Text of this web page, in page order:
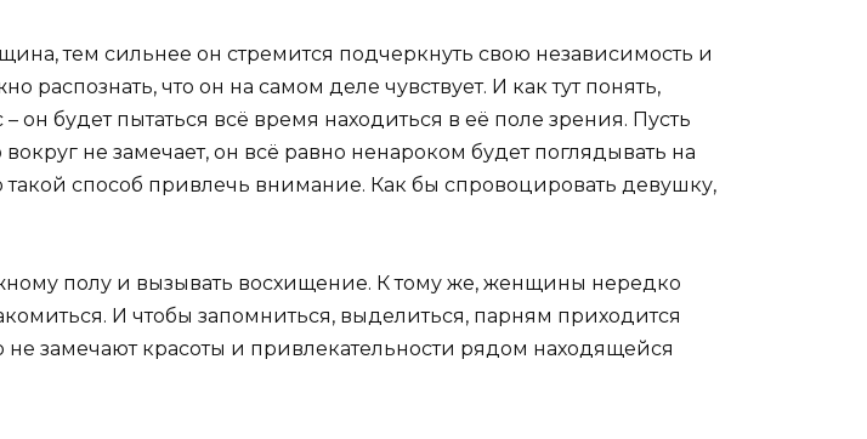
тем сильнее он стремится подчеркнуть свою независимость и
распознать, что он на самом деле чувствует. И как тут понять,
будет пытаться всё время находиться в её поле зрения. Пусть
не замечает, он всё равно ненароком будет поглядывать на
такой способ привлечь внимание. Как бы спровоцировать девушку,
полу и вызывать восхищение. К тому же, женщины нередко
И чтобы запомниться, выделиться, парням приходится
замечают красоты и привлекательности рядом находящейся